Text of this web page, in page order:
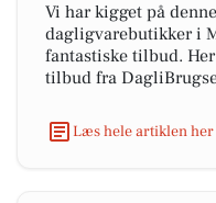
Vi har kigget på
dagligvarebutikker i
fantastiske tilbud.
tilbud fra
Læs hele artiklen her